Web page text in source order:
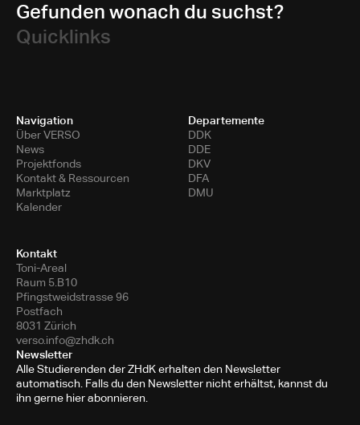
Gefunden wonach du suchst?
Quicklinks
Navigation
Über VERSO
News
Projektfonds
Kontakt & Ressourcen
Marktplatz
Kalender
Departemente
DDK
DDE
DKV
DFA
DMU
Kontakt
Toni-Areal
Raum 5.B10
Pfingstweidstrasse 96
Postfach
8031 Zürich
verso.info@zhdk.ch
Newsletter
Alle Studierenden der ZHdK erhalten den Newsletter
automatisch. Falls du den Newsletter nicht erhältst, kannst du
ihn gerne hier abonnieren.